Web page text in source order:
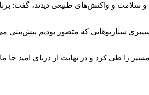
و سلامت و واکنش‌های طبیعی دیدند، گفت:
سناریوهایی که متصور بودیم پیش‌بینی
را طی کرد و در نهایت از درنای امید جا